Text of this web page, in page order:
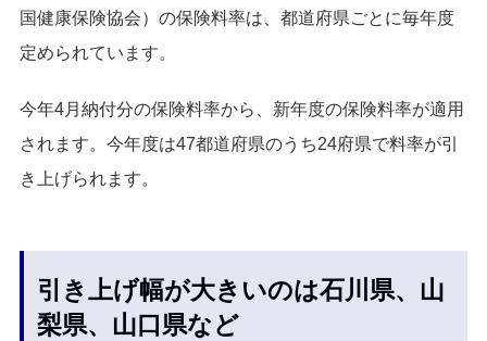
国健康保険協会）の保険料率は、都道府県ごとに毎年度
定められています。
今年4月納付分の保険料率から、新年度の保険料率が適用
されます。今年度は47都道府県のうち24府県で料率が引
き上げられます。
引き上げ幅が大きいのは石川県、山
梨県、山口県など